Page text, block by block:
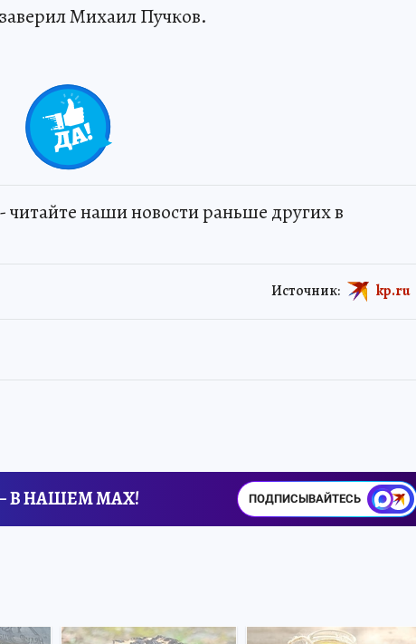
Михаил Пучков.
наши новости раньше других в
Источник: kp.ru
В НАШЕМ MAX! ПОДПИСЫВАЙТЕСЬ